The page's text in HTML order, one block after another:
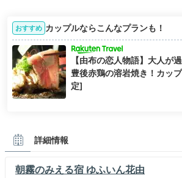
おすすめ カップルならこんなプランも！
【由布の恋人物語】大人が
豊後赤鶏の溶岩焼き！カッ
定]
詳細情報
朝霧のみえる宿 ゆふいん花由